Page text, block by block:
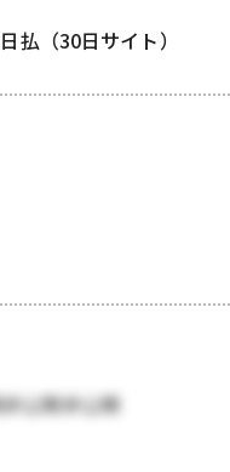
払（30日サイト）
公開非公開